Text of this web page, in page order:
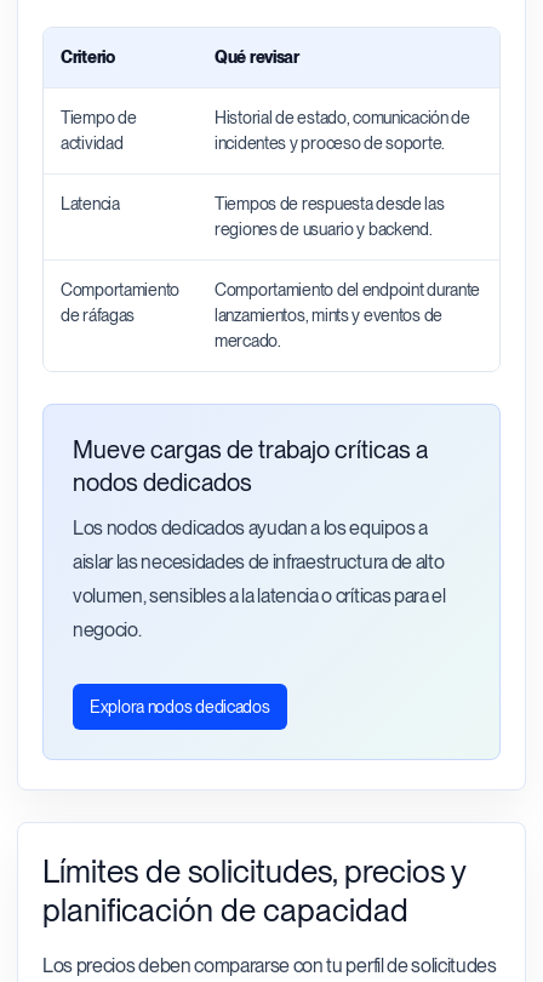
Criterio Qué revisar
Tiempo de
actividad
Historial de estado, comunicación de
incidentes y proceso de soporte.
Latencia
Tiempos de respuesta desde las
regiones de usuario y backend.
Comportamiento
de ráfagas
Comportamiento del endpoint durante
lanzamientos, mints y eventos de
mercado.
Mueve cargas de trabajo críticas a
nodos dedicados
Los nodos dedicados ayudan a los equipos a
aislar las necesidades de infraestructura de alto
volumen, sensibles a la latencia o críticas para el
negocio.
Explora nodos dedicados
Límites de solicitudes, precios y
planificación de capacidad
Los precios deben compararse con tu perfil de solicitudes